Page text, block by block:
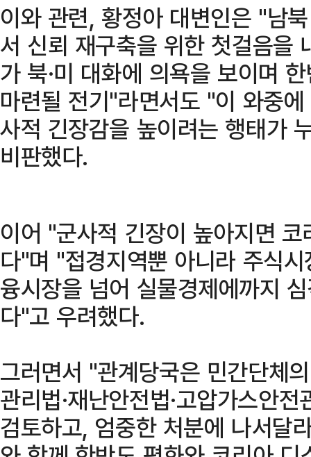
이와 관련, 황정아 대변인은 "남
서 신뢰 재구축을 위한 첫걸음을
가 북·미 대화에 의욕을 보이며
마련될 전기"라면서도 "이 와중
사적 긴장감을 높이려는 행태가
비판했다.
이어 "군사적 긴장이 높아지면
다"며 "접경지역뿐 아니라 주식
융시장을 넘어 실물경제에까지
다"고 우려했다.
그러면서 "관계당국은 민간단체
관리법·재난안전법·고압가스안
검토하고, 엄중한 처분에 나서달